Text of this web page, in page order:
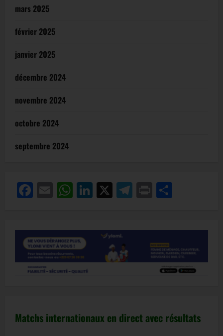
mars 2025
février 2025
janvier 2025
décembre 2024
novembre 2024
octobre 2024
septembre 2024
Facebook
EmailWhatsApp
LinkedIn
X Telegram
Print
Matchs internationaux en direct avec résultats